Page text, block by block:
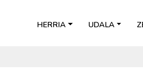
HERRIA UDALA